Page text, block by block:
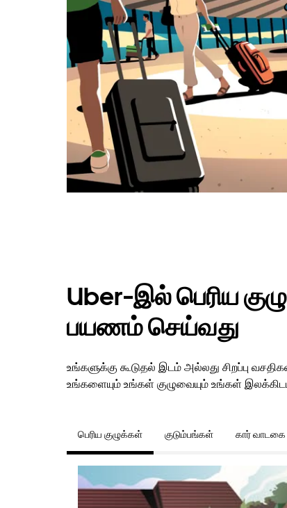
Uber-இல் பெரிய
பயணம் செய்வது
உங்களுக்கு கூடுதல் இடம் அல்லது சிறப்பு
உங்களையும் உங்கள் குழுவையும் உங்கள்
பெரிய குழுக்கள் குடும்பங்கள் கார் வாடகை